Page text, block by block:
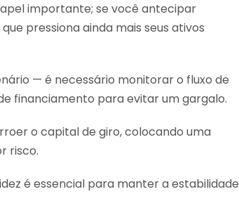
importante; se você antecipar
pressiona ainda mais seus ativos
— é necessário monitorar o fluxo de
financiamento para evitar um gargalo.
o capital de giro, colocando uma
risco.
é essencial para manter a estabilidade